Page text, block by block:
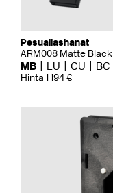
Pesuallashanat
ARM008 Matte Black
MB LU CU BC
Hinta 1 194 €